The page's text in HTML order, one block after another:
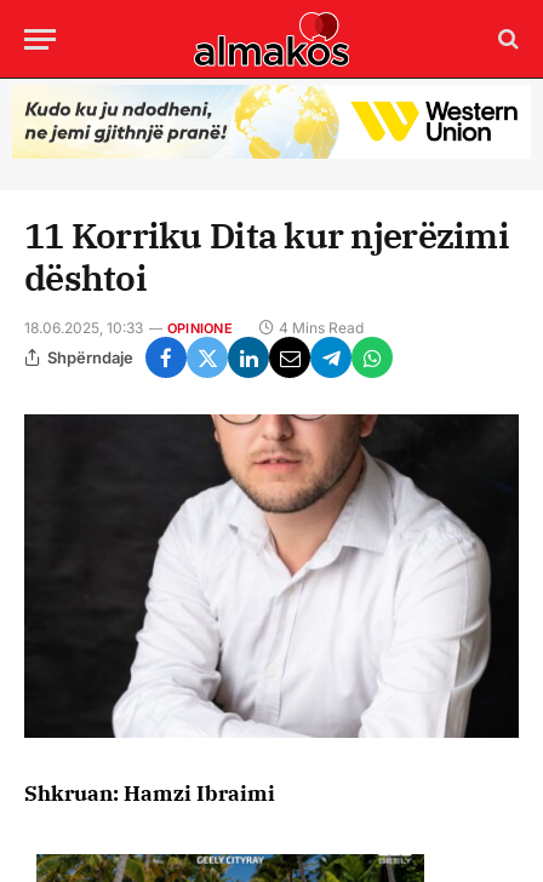
11 Korriku Dita kur njerëzimi
dështoi
18.06.2025, 10:33 OPINIONE 4 Mins Read
Shpërndaje
Shkruan: Hamzi Ibraimi